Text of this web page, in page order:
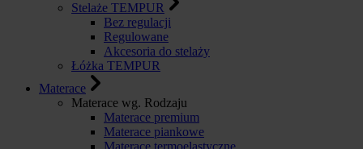
Stelaże TEMPUR
Bez regulacji
Regulowane
Akcesoria do stelaży
Łóżka TEMPUR
Materace
Materace wg. Rodzaju
Materace premium
Materace piankowe
Materace termoelastyczne